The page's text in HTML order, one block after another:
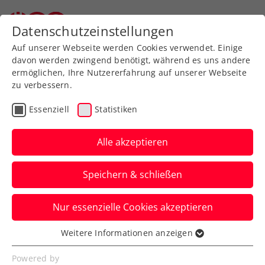
Aktuelle News
News filtern
Datenschutzeinstellungen
Auf unserer Webseite werden Cookies verwendet. Einige
davon werden zwingend benötigt, während es uns andere
ermöglichen, Ihre Nutzererfahrung auf unserer Webseite
zu verbessern.
Essenziell Statistiken
Alle akzeptieren
Speichern & schließen
Nur essenzielle Cookies akzeptieren
Essenziell
Essenzielle Cookies werden für grundlegende
Weitere Informationen anzeigen
Powered by